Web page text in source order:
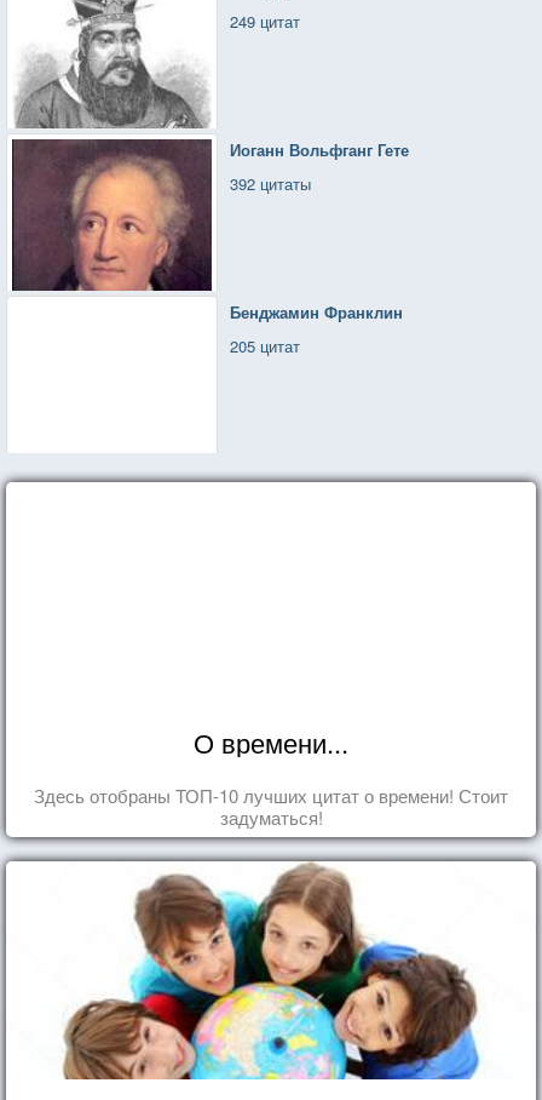
249 цитат
Иоганн Вольфганг Гете
392 цитаты
Бенджамин Франклин
205 цитат
О времени...
Здесь отобраны ТОП-10 лучших цитат о времени! Стоит
задуматься!